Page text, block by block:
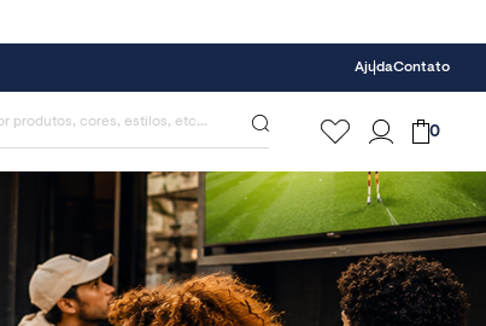
AjudaContato
0